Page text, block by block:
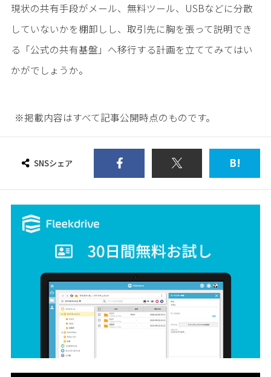
現状の共有手段がメール、無料ツール、USBなどに分散
していないかを棚卸しし、取引先に胸を張って説明でき
る「公式の共有基盤」へ移行する計画を立ててみてはい
かがでしょうか。
※掲載内容はすべて記事公開時点のものです。
SNSシェア B!